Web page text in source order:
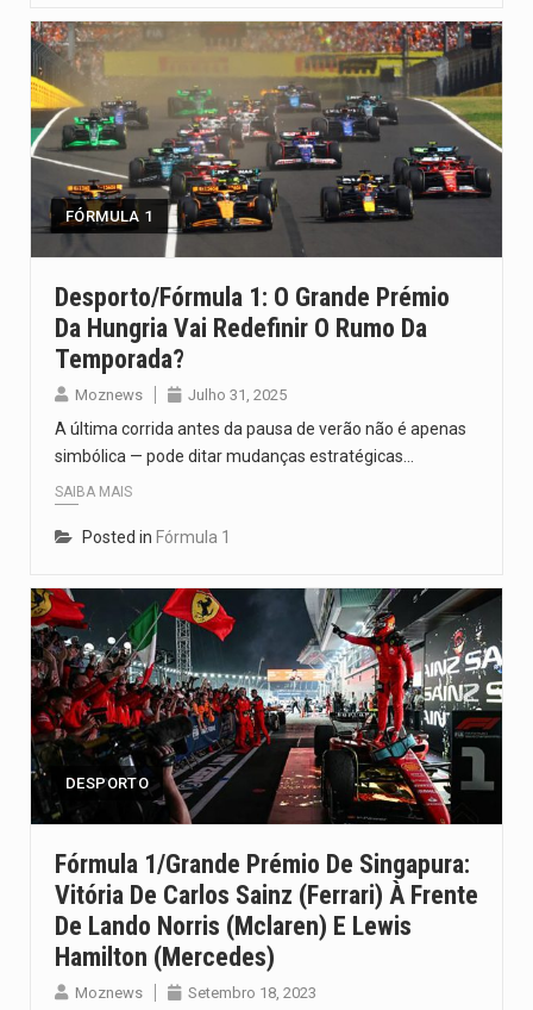
FÓRMULA 1
Desporto/Fórmula 1: O Grande Prémio
Da Hungria Vai Redefinir O Rumo Da
Temporada?
Moznews Julho 31, 2025
A última corrida antes da pausa de verão não é apenas
simbólica — pode ditar mudanças estratégicas…
SAIBA MAIS
Posted in Fórmula 1
DESPORTO
Fórmula 1/Grande Prémio De Singapura:
Vitória De Carlos Sainz (Ferrari) À Frente
De Lando Norris (Mclaren) E Lewis
Hamilton (Mercedes)
Moznews Setembro 18, 2023